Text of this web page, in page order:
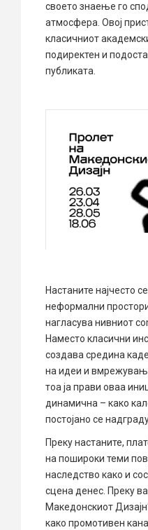
своето знаење го
атмосфера. Овој
класичниот
подиректен и
публиката.
Настаните најчесто
неформални
нагласува нивниот
Наместо класични
создава средина
на идеи и
тоа ја прави оваа
динамична – како
постојано се
Преку настаните,
на пошироки теми
наследство како и
сцена денес. Преку
Македонскиот
како промотивен